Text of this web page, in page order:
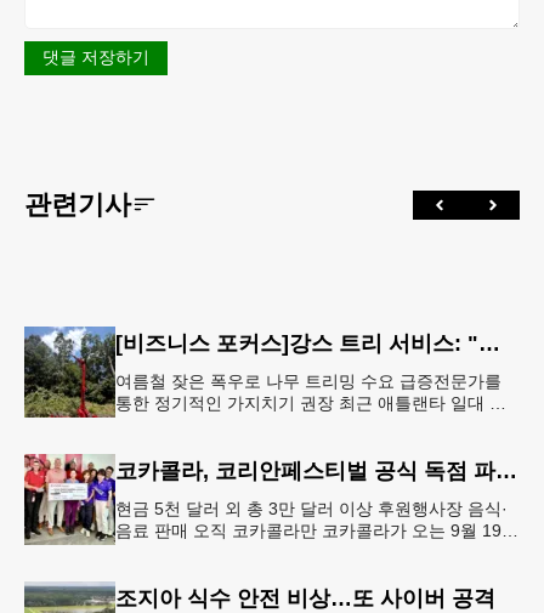
댓글 저장하기
관련기사
[비즈니스 포커스]강스 트리 서비스: "강풍에 부러질라"… 여름철 주택가 수목 관리 '비상'
여름철 잦은 폭우로 나무 트리밍 수요 급증전문가를
통한 정기적인 가지치기 권장 최근 애틀랜타 일대 주
코카콜라, 코리안페스티벌 공식 독점 파트너 참여
현금 5천 달러 외 총 3만 달러 이상 후원행사장 음식·
음료 판매 오직 코카콜라만 코카콜라가 오는 9월 19-
조지아 식수 안전 비상…또 사이버 공격